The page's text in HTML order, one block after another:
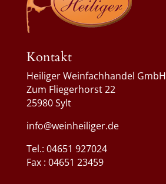
Kontakt
Heiliger Weinfachhandel GmbH
Zum Fliegerhorst 22
25980 Sylt
info@weinheiliger.de
Tel.: 04651 927024
Fax : 04651 23459